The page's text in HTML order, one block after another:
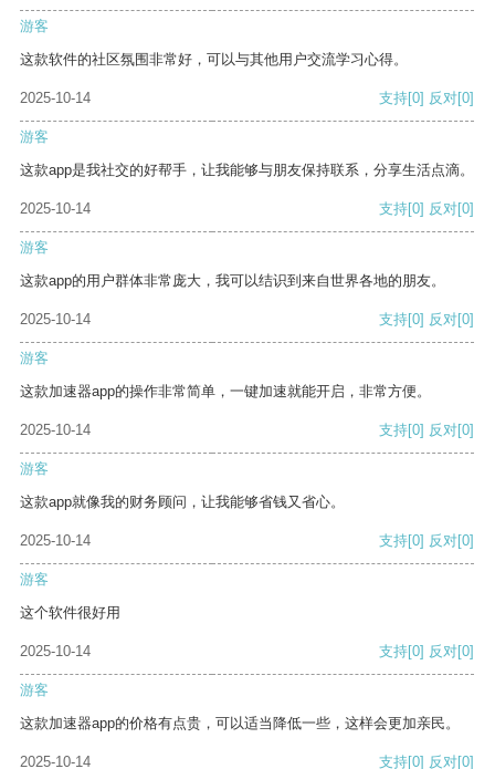
游客
这款软件的社区氛围非常好，可以与其他用户交流学习心得。
2025-10-14 支持[0] 反对[0]
游客
这款app是我社交的好帮手，让我能够与朋友保持联系，分享生活点滴。
2025-10-14 支持[0] 反对[0]
游客
这款app的用户群体非常庞大，我可以结识到来自世界各地的朋友。
2025-10-14 支持[0] 反对[0]
游客
这款加速器app的操作非常简单，一键加速就能开启，非常方便。
2025-10-14 支持[0] 反对[0]
游客
这款app就像我的财务顾问，让我能够省钱又省心。
2025-10-14 支持[0] 反对[0]
游客
这个软件很好用
2025-10-14 支持[0] 反对[0]
游客
这款加速器app的价格有点贵，可以适当降低一些，这样会更加亲民。
2025-10-14 支持[0] 反对[0]